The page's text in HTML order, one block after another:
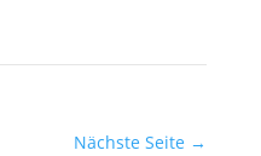
Nächste Seite →